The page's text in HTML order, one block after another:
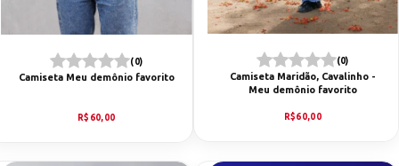
(0)
Camiseta Meu demônio favorito
R$60,00
(0)
Camiseta Maridão, Cavalinho -
Meu demônio favorito
R$60,00